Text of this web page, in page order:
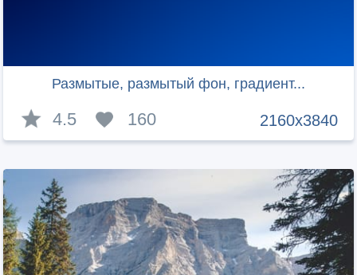
Размытые, размытый фон, градиент...
2160x3840
4.5 160